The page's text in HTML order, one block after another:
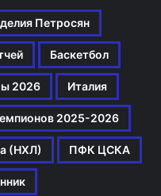
Петросян
Баскетбол
2026 Италия
2025-2026
(НХЛ) ПФК ЦСКА